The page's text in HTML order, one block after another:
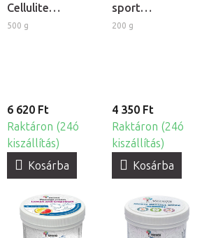
Cellulite
masszázskrém
500 g
6 620 Ft
Raktáron (24ó
kiszállítás)
Kosárba
sport
masszázsviasz
200 g
4 350 Ft
Raktáron (24ó
kiszállítás)
Kosárba